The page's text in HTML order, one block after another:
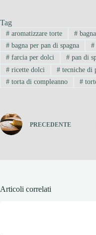
Tag
#aromatizzare torte #
#bagna per pan di spagna #
#farcia per dolci #pan di
#ricette dolci #tecniche di
#torta di compleanno #
PRECEDENTE
Articoli correlati